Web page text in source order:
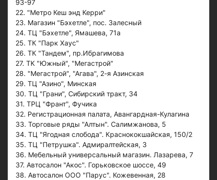
93-97
22. "Метро Кеш энд Керри"
23. Магазин "Бэхетле", пос. Залесный
24. ТЦ "Бэхетле", Ямашева, 71а
25. ТК "Парк Хаус"
26. ТК "Тандем", пр.Ибрагимова
27. ТК "Южный", "Мегастрой"
28. "Мегастрой", "Агава", 2-я Азинская
29. ТЦ "Азино", Минская
30. ТЦ "Грани", Сибирский тракт, 34
31. ТРЦ "Франт", Фучика
32. Регистрационная палата, Авангардная-Кулагина
33. Торговые ряды "Алтын". Салимжанова, 5
34. ТЦ "Ягодная слобода". Краснококшайская, 150/2
35. ТЦ "Петрушка". Адмиралтейская, 3
36. Мебельный универсальный магазин. Лазарева, 7
37. Автосалон "Акос". Горьковское шоссе, 49
38. Автосалон ООО "Парус". Кожевенная, 28